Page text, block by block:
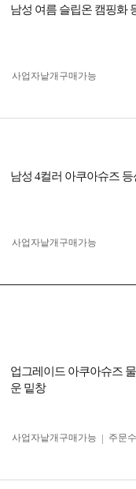
남성 여름 슬립온 캠핑화
사업자 낱개구매가능
남성 4컬러 아쿠아슈즈
사업자 낱개구매가능
업그레이드 아쿠아슈즈
운 밑창
사업자 낱개구매가능
주문